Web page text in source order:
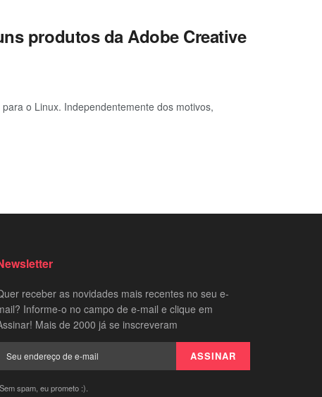
produtos da Adobe Creative
o Linux. Independentemente dos motivos,
receber as novidades mais recentes no seu e-
Informe-o no campo de e-mail e clique em
Mais de 2000 já se inscreveram
spam, eu prometo :).